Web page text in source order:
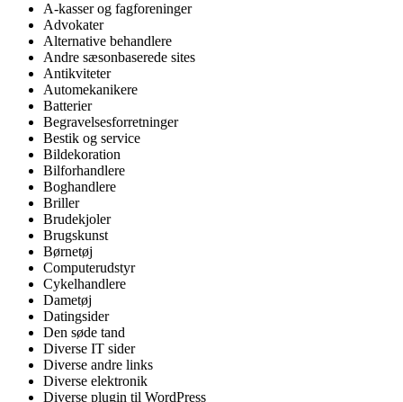
A-kasser og fagforeninger
Advokater
Alternative behandlere
Andre sæsonbaserede sites
Antikviteter
Automekanikere
Batterier
Begravelsesforretninger
Bestik og service
Bildekoration
Bilforhandlere
Boghandlere
Briller
Brudekjoler
Brugskunst
Børnetøj
Computerudstyr
Cykelhandlere
Dametøj
Datingsider
Den søde tand
Diverse IT sider
Diverse andre links
Diverse elektronik
Diverse plugin til WordPress